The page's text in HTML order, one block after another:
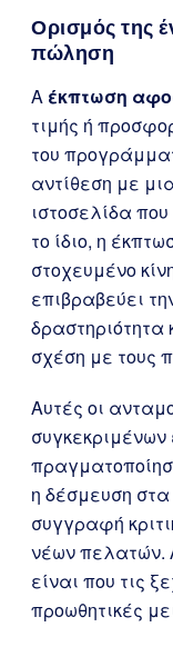
Ορισμός της
πώληση
A έκπτωση
τιμής ή
του
αντίθεση με
ιστοσελίδα
το ίδιο, η
στοχευμένο
επιβραβεύει
δραστηριότητα
σχέση με τους
Αυτές οι
η δέσμευση στα
συγγραφή
νέων πελατών.
είναι που τις
προωθητικές